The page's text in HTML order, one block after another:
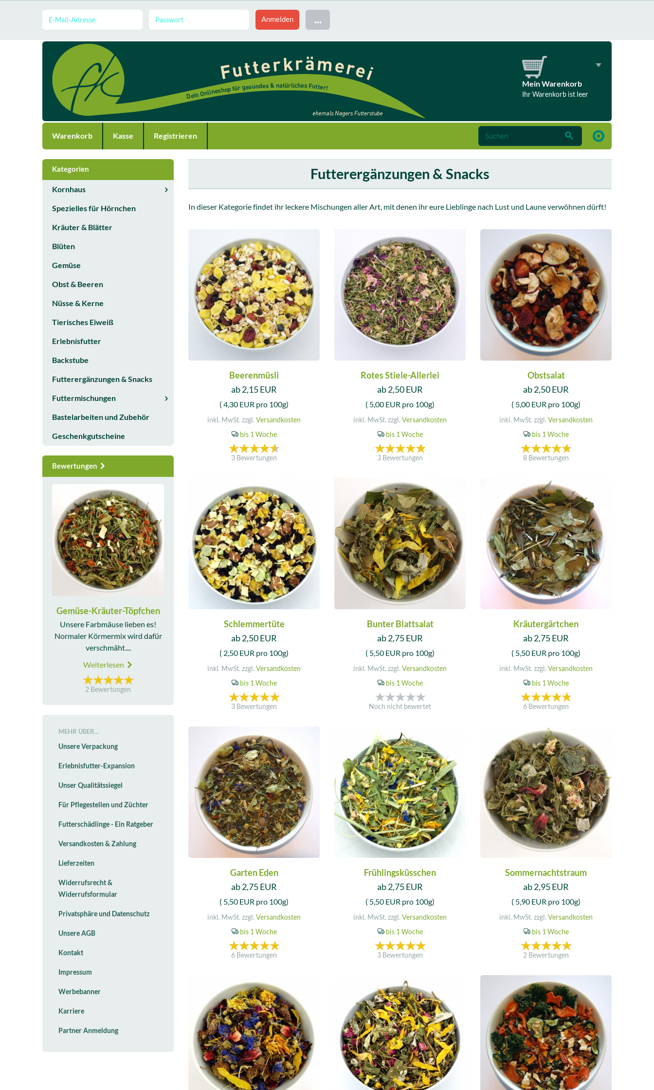
...
Mein Warenkorb
Ihr Warenkorb ist leer
Warenkorb Kasse Registrieren
Futterergänzungen & Snacks
In dieser Kategorie findet ihr leckere Mischungen aller Art, mit denen ihr eure Lieblinge nach Lust und Laune verwöhnen dürft!
Beerenmüsli
ab 2,15 EUR
( 4,30 EUR pro 100g)
inkl. MwSt. zzgl. Versandkosten
bis 1 Woche
3 Bewertungen
Rotes Stiele-Allerlei
ab 2,50 EUR
( 5,00 EUR pro 100g)
inkl. MwSt. zzgl. Versandkosten
bis 1 Woche
3 Bewertungen
Obstsalat
ab 2,50 EUR
( 5,00 EUR pro 100g)
inkl. MwSt. zzgl. Versandkosten
bis 1 Woche
8 Bewertungen
Schlemmertüte
ab 2,50 EUR
( 2,50 EUR pro 100g)
inkl. MwSt. zzgl. Versandkosten
bis 1 Woche
3 Bewertungen
Bunter Blattsalat
ab 2,75 EUR
( 5,50 EUR pro 100g)
inkl. MwSt. zzgl. Versandkosten
bis 1 Woche
Noch nicht bewertet
Kräutergärtchen
ab 2,75 EUR
( 5,50 EUR pro 100g)
inkl. MwSt. zzgl. Versandkosten
bis 1 Woche
6 Bewertungen
Garten Eden
ab 2,75 EUR
( 5,50 EUR pro 100g)
inkl. MwSt. zzgl. Versandkosten
bis 1 Woche
6 Bewertungen
Frühlingsküsschen
ab 2,75 EUR
( 5,50 EUR pro 100g)
inkl. MwSt. zzgl. Versandkosten
bis 1 Woche
3 Bewertungen
Sommernachtstraum
ab 2,95 EUR
( 5,90 EUR pro 100g)
inkl. MwSt. zzgl. Versandkosten
bis 1 Woche
2 Bewertungen
Kategorien
Kornhaus
Spezielles für Hörnchen
Kräuter & Blätter
Blüten
Gemüse
Obst & Beeren
Nüsse & Kerne
Tierisches Eiweiß
Erlebnisfutter
Backstube
Futterergänzungen & Snacks
Futtermischungen
Bastelarbeiten und Zubehör
Geschenkgutscheine
Bewertungen
Gemüse-Kräuter-Töpfchen
Unsere Farbmäuse lieben es!
Normaler Körmermix wird dafür
verschmäht....
Weiterlesen
2 Bewertungen
MEHR ÜBER...
Unsere Verpackung
Erlebnisfutter-Expansion
Unser Qualitätssiegel
Für Pflegestellen und Züchter
Futterschädlinge - Ein Ratgeber
Versandkosten & Zahlung
Lieferzeiten
Widerrufsrecht &
Widerrufsformular
Privatsphäre und Datenschutz
Unsere AGB
Kontakt
Impressum
Werbebanner
Karriere
Partner Anmeldung